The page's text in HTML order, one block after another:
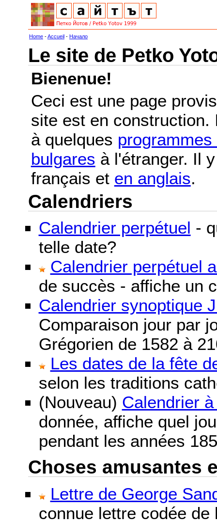
Home -Accueil - Начало
Le site de Petko
Bienenue!
Ceci est une page
site est en
à quelques
bulgares à l'étranger. Il
français et en anglais.
Calendriers
Calendrier perpétuel -
telle date?
Calendrier perpétuel
de succès - affiche un
Calendrier synoptique
Comparaison jour par
Grégorien de 1582 à
Les dates de la fête
selon les traditions
(Nouveau) Calendrier
donnée, affiche quel
pendant les années
Choses amusantes
Lettre de George
connue lettre codée